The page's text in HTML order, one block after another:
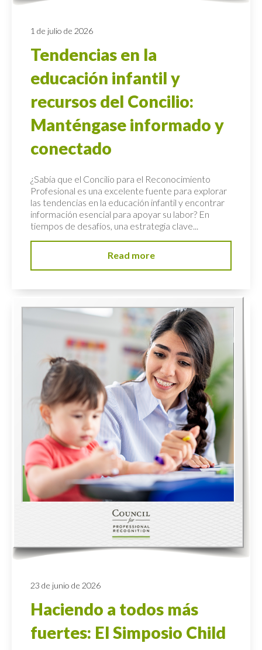
1 de julio de 2026
Tendencias en la
educación infantil y
recursos del Concilio:
Manténgase informado y
conectado
¿Sabía que el Concilio para el Reconocimiento
Profesional es una excelente fuente para explorar
las tendencias en la educación infantil y encontrar
información esencial para apoyar su labor? En
tiempos de desafíos, una estrategia clave...
Read more
23 de junio de 2026
Haciendo a todos más
fuertes: El Simposio Child